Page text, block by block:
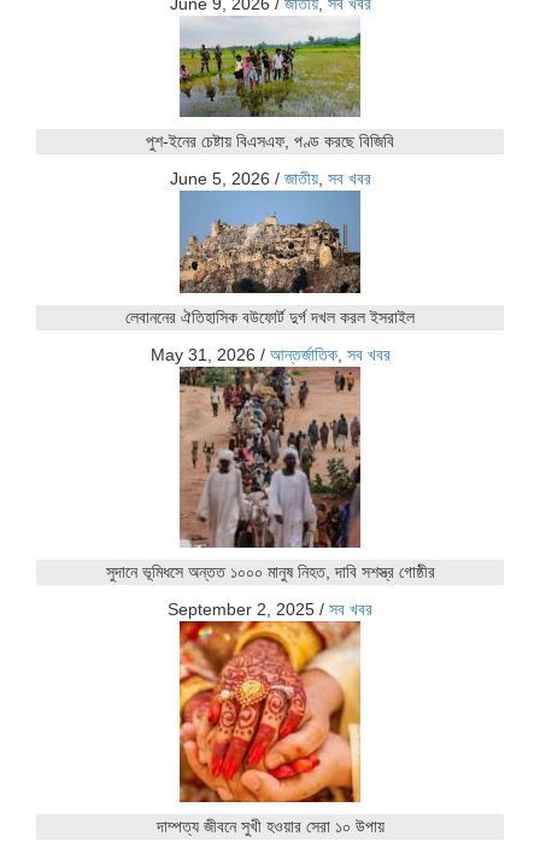
পুশ-ইনের চেষ্টায় বিএসএফ, পণ্ড করছে বিজিবি
June 5, 2026 / জাতীয়, সব খবর
লেবাননের ঐতিহাসিক বউফোর্ট দুর্গ দখল করল ইসরাইল
May 31, 2026 / আন্তর্জাতিক, সব খবর
সুদানে ভূমিধসে অন্তত ১০০০ মানুষ নিহত, দাবি সশস্ত্র গোষ্ঠীর
September 2, 2025 / সব খবর
দাম্পত্য জীবনে সুখী হওয়ার সেরা ১০ উপায়